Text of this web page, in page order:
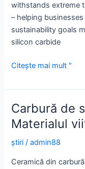
withstands extreme
– helping
sustainability goals
silicon carbide
Optimizați
Duză
de
arzător
de
înaltă
din
Citește mai mult "
Carbură de
Materialul
știri /admin88
Ceramică din